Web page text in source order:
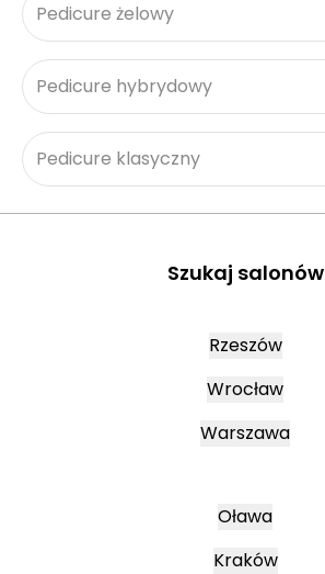
Pedicure żelowy
Pedicure hybrydowy
Pedicure klasyczny
Szukaj salonów
Rzeszów
Wrocław
Warszawa
Oława
Kraków